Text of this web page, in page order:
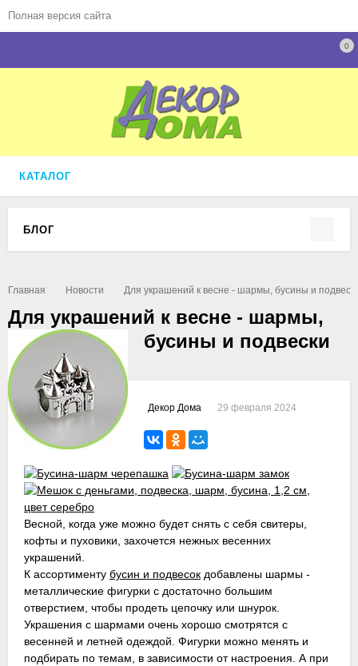
Полная версия сайта
0
КАТАЛОГ
Главная Новости Для украшений к весне - шармы, бусины и
Для украшений к весне - шармы,
бусины и подвески
Декор Дома 29 февраля 2024
Весной, когда уже можно будет снять с себя свитеры,
кофты и пуховики, захочется нежных весенних
украшений.
К ассортименту бусин и подвесок добавлены шармы -
металлические фигурки с достаточно большим
отверстием, чтобы продеть цепочку или шнурок.
Украшения с шармами очень хорошо смотрятся с
весенней и летней одеждой. Фигурки можно менять и
подбирать по темам, в зависимости от настроения. А при
БЛОГ